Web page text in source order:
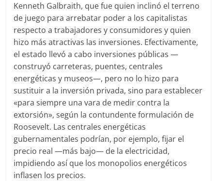
Kenneth Galbraith, que fue quien inclinó el terreno
de juego para arrebatar poder a los capitalistas
respecto a trabajadores y consumidores y quien
hizo más atractivas las inversiones. Efectivamente,
el estado llevó a cabo inversiones públicas —
construyó carreteras, puentes, centrales
energéticas y museos—, pero no lo hizo para
sustituir a la inversión privada, sino para establecer
«para siempre una vara de medir contra la
extorsión», según la contundente formulación de
Roosevelt. Las centrales energéticas
gubernamentales podrían, por ejemplo, fijar el
precio real ―más bajo― de la electricidad,
impidiendo así que los monopolios energéticos
inflasen los precios.